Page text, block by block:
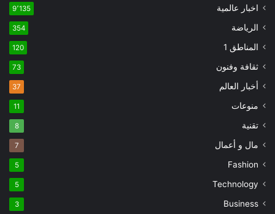
اخبار عالمية 9٬135
الرياضة 354
المناطق 1 120
ثقافة وفنون 73
أخبار العالم 37
منوعات 11
تقنية 8
مال و أعمال 7
Fashion
5
Technology
5
Business
3